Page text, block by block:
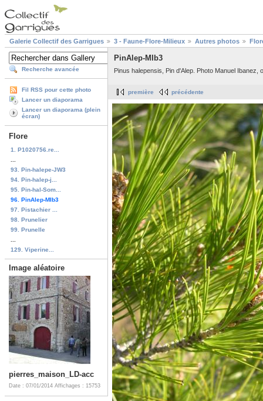
Galerie Collectif des Garrigues 3 - Faune-Flore-Milieux Autres photos
Recherche avancée
Fil RSS pour cette photo
Lancer un diaporama
Lancer un diaporama (plein
écran)
Flore
1. P1020756.re...
93. Pin-halepe-JW3
94. Pin-halep-j...
95. Pin-hal-Som...
96. PinAlep-MIb3
97. Pistachier ...
98. Prunelier
99. Prunelle
129. Viperine...
Image aléatoire
pierres_maison_LD-acc
Date : 07/01/2014 Affichages : 15753
PinAlep-MIb3
Pinus halepensis, Pin d'Alep. Photo Manuel Ibanez,
première précédente